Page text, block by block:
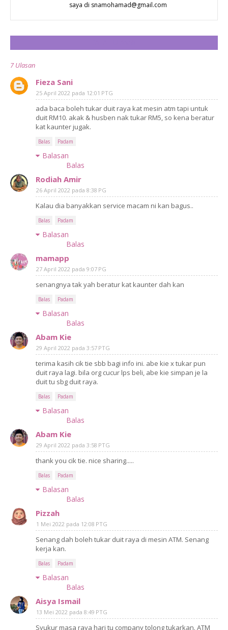
saya di snamohamad@gmail.com
7 Ulasan
Fieza Sani
25 April 2022 pada 12:01 PTG
ada baca boleh tukar duit raya kat mesin atm tapi untuk
duit RM10. akak & husben nak tukar RM5, so kena beratur
kat kaunter jugak.
Balas Padam
Balasan
Balas
Rodiah Amir
26 April 2022 pada 8:38 PG
Kalau dia banyakkan service macam ni kan bagus..
Balas Padam
Balasan
Balas
mamapp
27 April 2022 pada 9:07 PG
senangnya tak yah beratur kat kaunter dah kan
Balas Padam
Balasan
Balas
Abam Kie
29 April 2022 pada 3:57 PTG
terima kasih cik tie sbb bagi info ini. abe kie x tukar pun
duit raya lagi. bila org cucur lps beli, abe kie simpan je la
duit tu sbg duit raya.
Balas Padam
Balasan
Balas
Abam Kie
29 April 2022 pada 3:58 PTG
thank you cik tie. nice sharing.....
Balas Padam
Balasan
Balas
Pizzah
1 Mei 2022 pada 12:08 PTG
Senang dah boleh tukar duit raya di mesin ATM. Senang
kerja kan.
Balas Padam
Balasan
Balas
Aisya Ismail
13 Mei 2022 pada 8:49 PTG
Syukur masa raya hari tu company tolong tukarkan. ATM